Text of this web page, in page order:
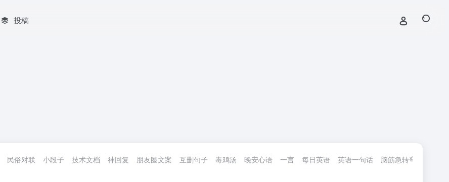
投稿
民俗对联 小段子 技术文档 神回复 朋友圈文案 互删句子 毒鸡汤 晚安心语 一言 每日英语 英语一句话 脑筋急转弯